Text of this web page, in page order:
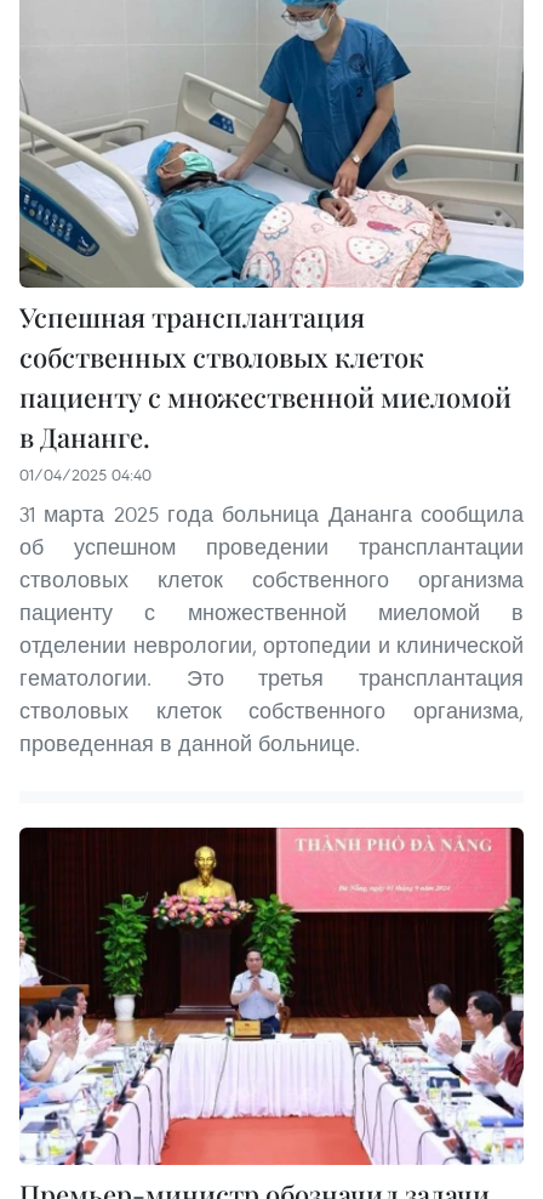
Успешная трансплантация
собственных стволовых клеток
пациенту с множественной миеломой
в Дананге.
01/04/2025 04:40
31 марта 2025 года больница Дананга сообщила
об успешном проведении трансплантации
стволовых клеток собственного организма
пациенту с множественной миеломой в
отделении неврологии, ортопедии и клинической
гематологии. Это третья трансплантация
стволовых клеток собственного организма,
проведенная в данной больнице.